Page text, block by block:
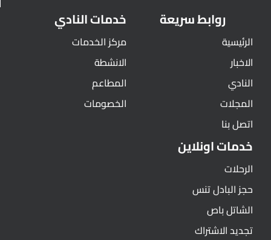
روابط سريعة
الرئيسية
الاخبار
النادي
المجلات
اتصل بنا
خدمات النادي
مركز الخدمات
الانشطة
المطاعم
الخصومات
خدمات اونلاين
الرحلات
حجز البادل تنس
الشاتل باص
تجديد الاشتراك